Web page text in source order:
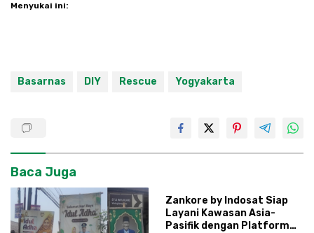
Menyukai ini:
Basarnas DIY Rescue Yogyakarta
Baca Juga
Zankore by Indosat Siap
Layani Kawasan Asia-
Pasifik dengan Platform